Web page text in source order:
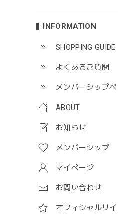
INFORMATION
SHOPPING GUIDE
よくあるご質問
メンバーシップ
ABOUT
お知らせ
メンバーシップ
マイページ
お問い合わせ
オフィシャルサ